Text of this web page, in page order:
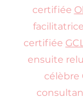
certifiée
certifiée
ensuite
célèbre